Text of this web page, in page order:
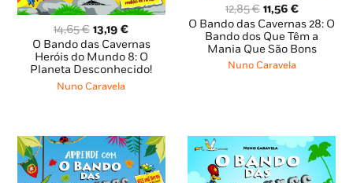
14,65€ O
preço
original
era:
14,65 €.
13,19€O
preço
atual
é:
O Bando das Cavernas
Heróis do Mundo 8: O
Planeta Desconhecido!
Nuno Caravela
12,85€ O
preço
original
era:
12,85 €.
11,56 €O
preço
atual
é:
O Bando das Cavernas 28: O
Bando dos Que Têm a
Mania Que São Bons
Nuno Caravela